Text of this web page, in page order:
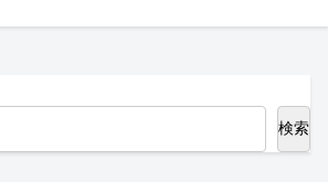
検索